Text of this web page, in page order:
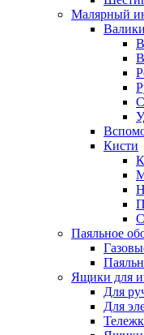
Малярный
Кисти
Паяльное
Ящики для
Для
Для